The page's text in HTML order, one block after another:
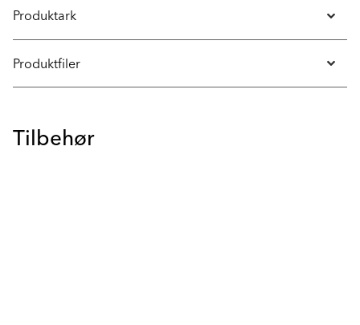
Produktark
Produktfiler
Tilbehør